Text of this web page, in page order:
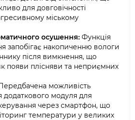
для довговічності
міському
осушення: Функція
запобігає накопиченню вологи
після вимкнення, що
появи плісняви та неприємних
можливість
додаткового модуля для
через смартфон, що
температури у великих